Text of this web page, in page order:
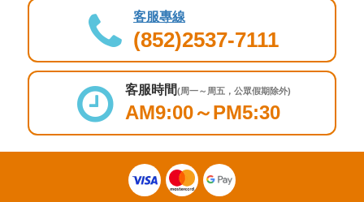
客服專線
(852)2537-7111
客服時間(周一～周五，公眾假期除外)
AM9:00～PM5:30